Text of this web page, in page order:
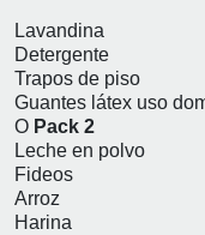
Lavandina
Detergente
Trapos de piso
Guantes látex uso
O Pack 2
Leche en polvo
Fideos
Arroz
Harina